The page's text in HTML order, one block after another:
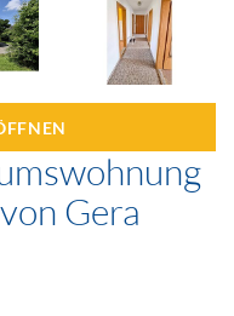
Gera